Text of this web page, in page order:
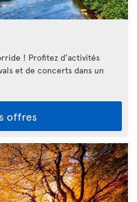
! Profitez d’activités
et de concerts dans un
offres